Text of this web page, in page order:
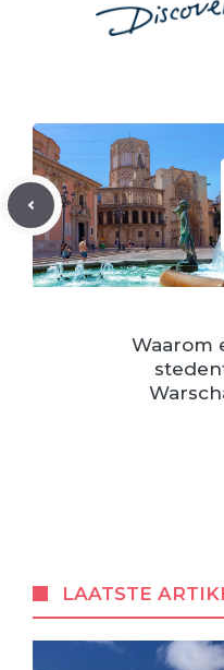
Waarom
LAATSTE